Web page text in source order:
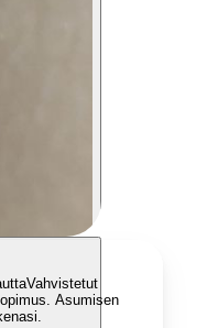
Vahvistetut
Asumisen